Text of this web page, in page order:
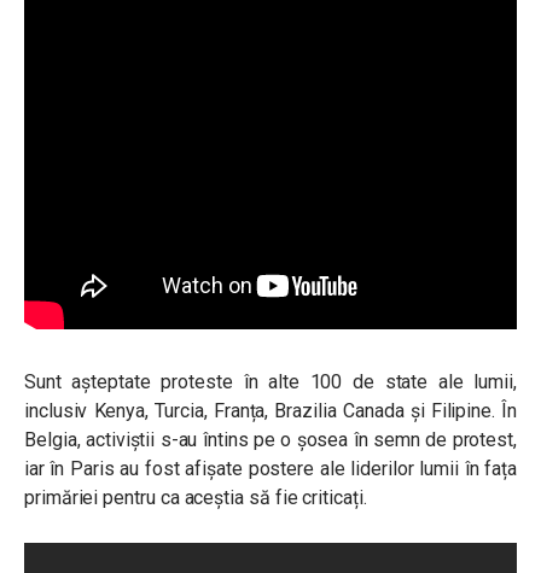
Sunt așteptate proteste în alte 100 de state ale lumii,
inclusiv Kenya, Turcia, Franța, Brazilia Canada și Filipine. În
Belgia, activiștii s-au întins pe o șosea în semn de protest,
iar în Paris au fost afișate postere ale liderilor lumii în fața
primăriei pentru ca aceștia să fie criticați.